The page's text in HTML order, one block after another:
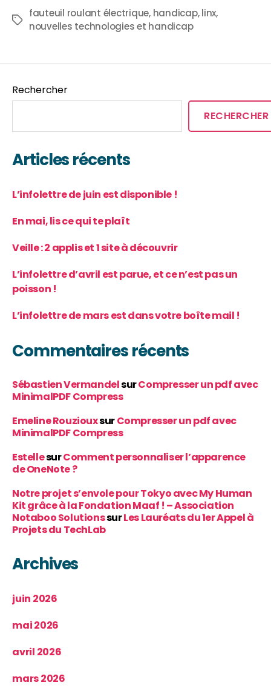
fauteuil roulant électrique, handicap,linx,
nouvelles technologies et handicap
Rechercher
RECHERCHER
Articles récents
L’infolettre de juin est disponible !
En mai, lis ce qui te plaît
Veille : 2 applis et 1 site à découvrir
L’infolettre d’avril est parue, et ce n’est pas un
poisson !
L’infolettre de mars est dans votre boîte mail !
Commentaires récents
Sébastien VermandelsurCompresser un pdf avec
MinimalPDF Compress
Emeline RouziouxsurCompresser un pdf avec
MinimalPDF Compress
EstellesurComment personnaliser l’apparence
de OneNote ?
Notre projet s’envole pour Tokyo avec My Human
Kit grâce à la Fondation Maaf ! – Association
Notaboo SolutionssurLes Lauréats du 1er Appel à
Projets du TechLab
Archives
juin 2026
mai 2026
avril 2026
mars 2026